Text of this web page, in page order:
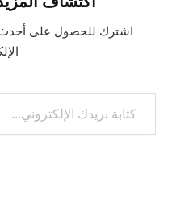
اشترك للحصول على أحدث
كتابة بريدك الإلكتروني...